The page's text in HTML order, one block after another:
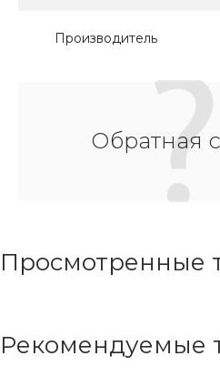
Производитель
Обратная
Просмотренные
Рекомендуемые